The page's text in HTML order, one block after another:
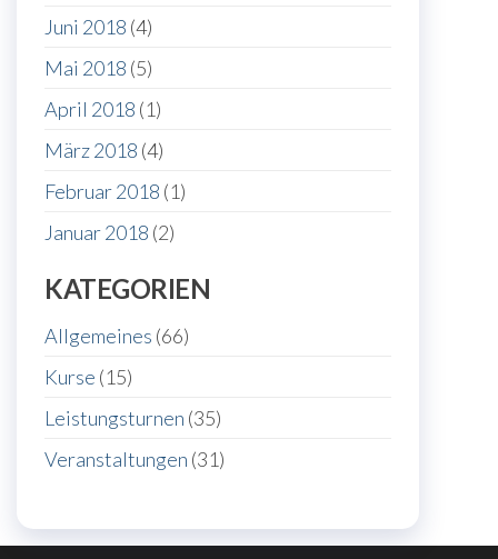
Juni 2018 (4)
Mai 2018 (5)
April 2018 (1)
März 2018 (4)
Februar 2018 (1)
Januar 2018 (2)
KATEGORIEN
Allgemeines (66)
Kurse (15)
Leistungsturnen (35)
Veranstaltungen (31)